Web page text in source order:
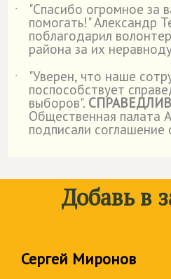
˙
"Спасибо огромное за
помогать!" Александр
поблагодарил
района за их
˙
"Уверен, что наше
поспособствует
выборов".
Общественная палата
подписали соглашение
Добавь в
Сергей Миронов